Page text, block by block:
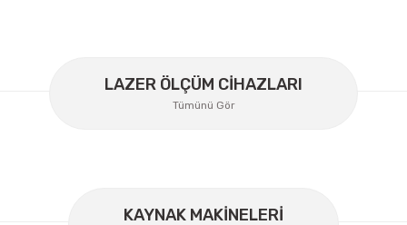
LAZER ÖLÇÜM CİHAZLARI
Tümünü Gör
KAYNAK MAKİNELERİ